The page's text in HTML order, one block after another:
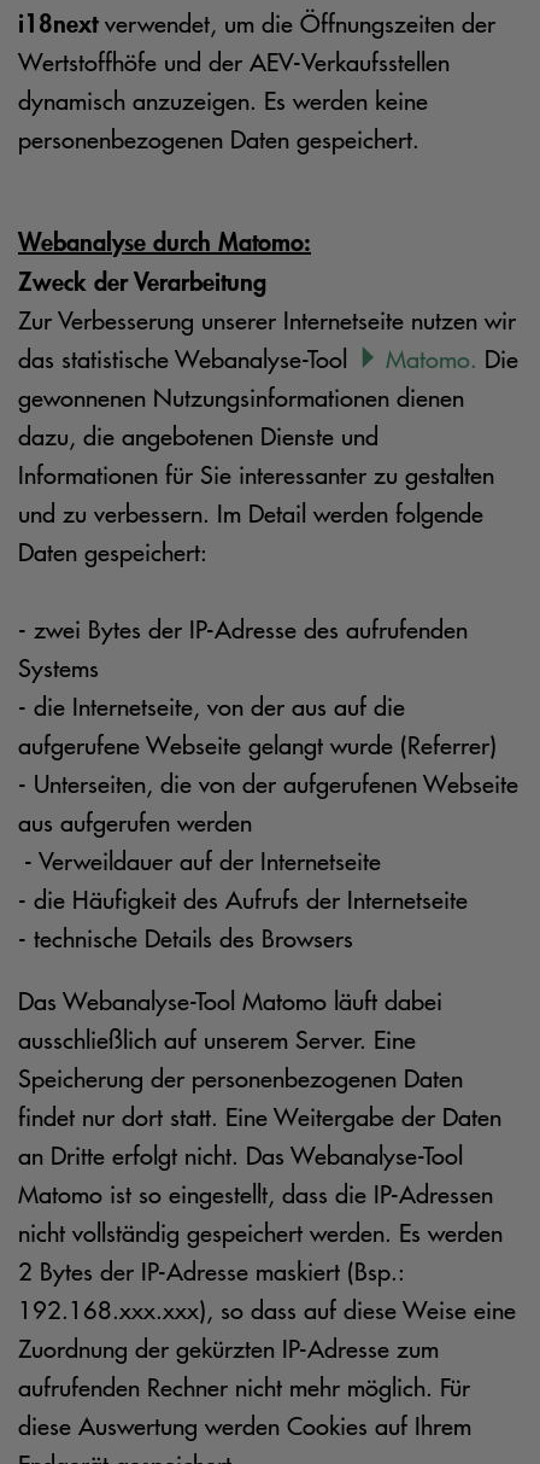
i18next verwendet, um die Öffnungszeiten der
Wertstoffhöfe und der AEV-Verkaufsstellen
dynamisch anzuzeigen. Es werden keine
personenbezogenen Daten gespeichert.
Webanalyse durch Matomo:
Zweck der Verarbeitung
Zur Verbesserung unserer Internetseite nutzen wir
das statistische Webanalyse-Tool
Matomo. Die
gewonnenen Nutzungsinformationen dienen
dazu, die angebotenen Dienste und
Informationen für Sie interessanter zu gestalten
und zu verbessern. Im Detail werden folgende
Daten gespeichert:
- zwei Bytes der IP-Adresse des aufrufenden
Systems
- die Internetseite, von der aus auf die
aufgerufene Webseite gelangt wurde (Referrer)
- Unterseiten, die von der aufgerufenen Webseite
aus aufgerufen werden
- Verweildauer auf der Internetseite
- die Häufigkeit des Aufrufs der Internetseite
- technische Details des Browsers
Das Webanalyse-Tool Matomo läuft dabei
ausschließlich auf unserem Server. Eine
Speicherung der personenbezogenen Daten
findet nur dort statt. Eine Weitergabe der Daten
an Dritte erfolgt nicht. Das Webanalyse-Tool
Matomo ist so eingestellt, dass die IP-Adressen
nicht vollständig gespeichert werden. Es werden
2 Bytes der IP-Adresse maskiert (Bsp.:
192.168.xxx.xxx), so dass auf diese Weise eine
Zuordnung der gekürzten IP-Adresse zum
aufrufenden Rechner nicht mehr möglich. Für
diese Auswertung werden Cookies auf Ihrem